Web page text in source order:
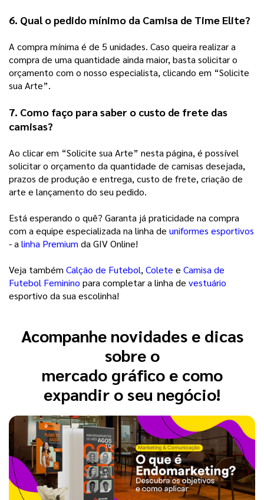
6. Qual o pedido mínimo da Camisa de Time Elite?
A compra mínima é de 5 unidades. Caso queira realizar a
compra de uma quantidade ainda maior, basta solicitar o
orçamento com o nosso especialista, clicando em “Solicite
sua Arte”.
7. Como faço para saber o custo de frete das
camisas?
Ao clicar em “Solicite sua Arte” nesta página, é possível
solicitar o orçamento da quantidade de camisas desejada,
prazos de produção e entrega, custo de frete, criação de
arte e lançamento do seu pedido.
Está esperando o quê? Garanta já praticidade na compra
com a equipe especializada na linha de uniformes esportivos
- a linha Premium da GIV Online!
Veja também Calção de Futebol, Colete e Camisa de
Futebol Feminino para completar a linha de vestuário
esportivo da sua escolinha!
Acompanhe novidades e dicas
sobre o
mercado gráfico e como
expandir o seu negócio!